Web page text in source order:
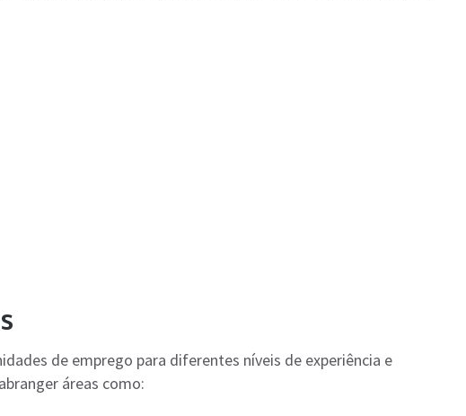
de emprego para diferentes níveis de experiência e
áreas como: